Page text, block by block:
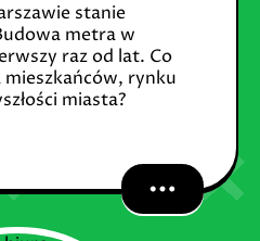
stanie
metra w
raz od lat. Co
rynku
miasta?